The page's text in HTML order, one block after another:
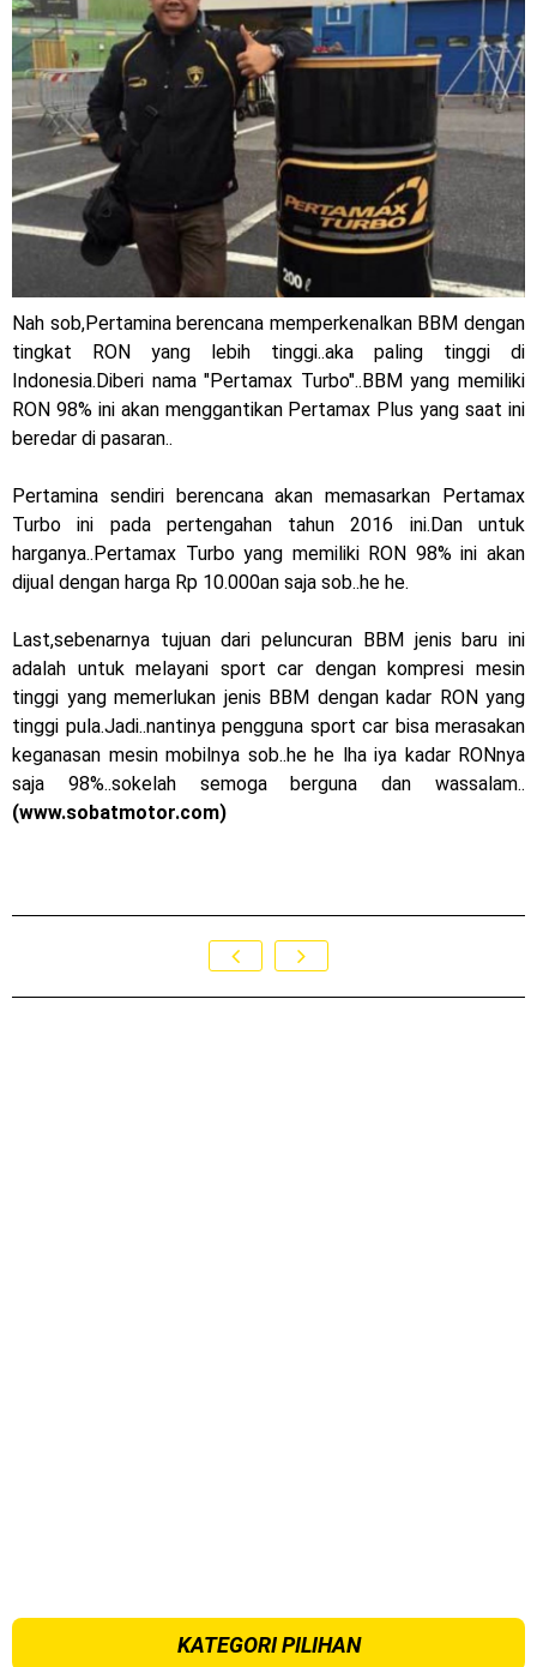
Jelajah Petualangan Tanpa Batas
Yamalube Power XP Matic resmi dirilis untuk skutik Blue
Core 125cc dengan mobilitas tinggi
Yamaha Indonesia Rilis Warna Baru Fazzio Hybrid yang lebih
Eye Catchy & Kece Abis
Sudah pakai diskbrake belakang ! Yamaha Indonesia Resmi
perkenalkan Aerox Alpha 155 Turbo !
Yamaha Nmax Turbo 155 sudah lahir, Aerox Turbo hanya
tinggal menunggu waktu ?
2025, harganya mantap !
Dukung MotoGP Mandalika 2024, AHM serahkan 10 unit
Yamaha Indonesia resmi luncurkan Nmax 155 Turbo
Sudah pakai winglet Karbon, Yamaha resmi merilis YZF-R1
dan YZF-R1M model 2025 !
Begini penampakan livery Kawasaki Ninja ZX-25RR KRT
Yamaha Rilis New R15M versi 2024, makin sangar !
Nah sob,Pertamina berencana memperkenalkan BBM dengan
tingkat RON yang lebih tinggi..aka paling tinggi di
Indonesia.Diberi nama "Pertamax Turbo"..BBM yang memiliki
RON 98% ini akan menggantikan Pertamax Plus yang saat ini
beredar di pasaran..
Pertamina sendiri berencana akan memasarkan Pertamax
Turbo ini pada pertengahan tahun 2016 ini.Dan untuk
harganya..Pertamax Turbo yang memiliki RON 98% ini akan
dijual dengan harga Rp 10.000an saja sob..he he.
Last,sebenarnya tujuan dari peluncuran BBM jenis baru ini
adalah untuk melayani sport car dengan kompresi mesin
tinggi yang memerlukan jenis BBM dengan kadar RON yang
tinggi pula.Jadi..nantinya pengguna sport car bisa merasakan
keganasan mesin mobilnya sob..he he lha iya kadar RONnya
saja 98%..sokelah semoga berguna dan wassalam..
(www.sobatmotor.com)
KATEGORI PILIHAN